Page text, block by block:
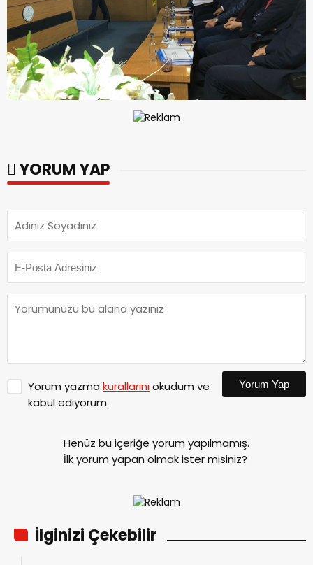
YORUM YAP
Yorum yazma kurallarınıokudum ve
kabul ediyorum.
Yorum Yap
Henüz bu içeriğe yorum yapılmamış.
İlk yorum yapan olmak ister misiniz?
İlginizi Çekebilir